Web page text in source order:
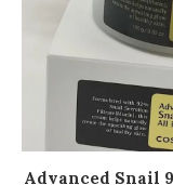
AJOUTER AU
Advanced Snail